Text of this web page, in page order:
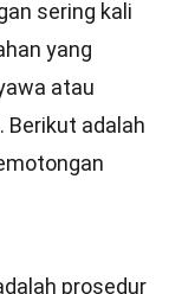
sering kali
yang
atau
Berikut adalah
prosedur